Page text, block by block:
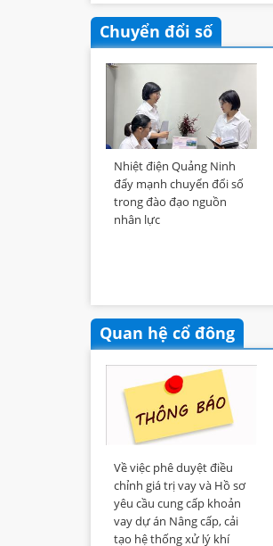
Chuyển đổi số
Nhiệt điện Quảng Ninh
đẩy mạnh chuyển đổi số
trong đào đạo nguồn
nhân lực
Quan hệ cổ đông
Về việc phê duyệt điều
chỉnh giá trị vay và Hồ sơ
yêu cầu cung cấp khoản
vay dự án Nâng cấp, cải
tạo hệ thống xử lý khí